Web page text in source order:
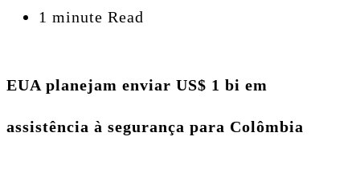
1 minute Read
EUA planejam enviar US$ 1 bi em
assistência à segurança para Colômbia